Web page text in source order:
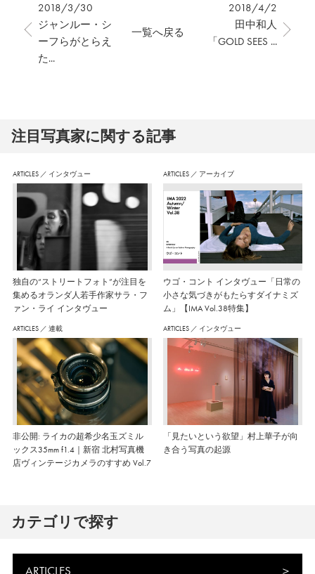
2018/3/30
ジャンルー・シ
ーフらがとらえ
た...
2018/4/2
田中和人
「GOLD SEES ...
一覧へ戻る
注⽬写真家に関する記事
ARTICLES ／ インタヴュー
独自の“ストリートフォト”が注目を
集めるオランダ人若手作家サラ・フ
ァン・ライ インタヴュー
ARTICLES ／ アーカイブ
ウゴ・コント インタヴュー「日常の
小さな気づきがもたらすダイナミズ
ム」【IMA Vol.38特集】
ARTICLES ／ 連載
非公開: ライカの超希少名玉ズミル
ックス35mm f1.4｜新宿 北村写真機
店ヴィンテージカメラのすすめ Vol.7
ARTICLES ／ インタヴュー
「見たいという欲望」村上華子が向
き合う写真の起源
カテゴリで探す
ARTICLES